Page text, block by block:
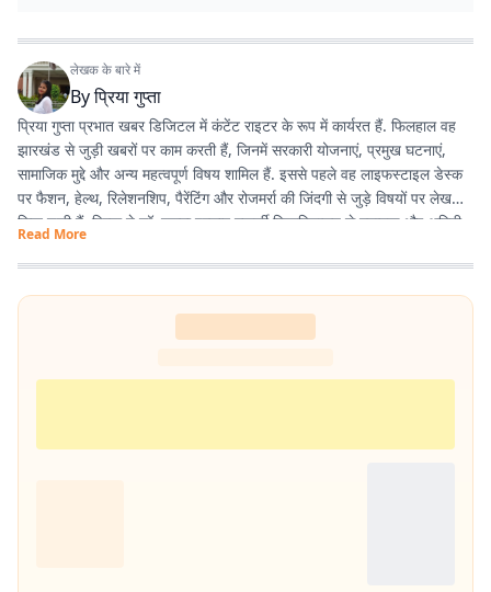
लेखक के बारे में
Byप्रिया गुप्ता
प्रिया गुप्ता प्रभात खबर डिजिटल में कंटेंट राइटर के रूप में कार्यरत हैं. फिलहाल वह
झारखंड से जुड़ी खबरों पर काम करती हैं, जिनमें सरकारी योजनाएं, प्रमुख घटनाएं,
सामाजिक मुद्दे और अन्य महत्वपूर्ण विषय शामिल हैं. इससे पहले वह लाइफस्टाइल डेस्क
पर फैशन, हेल्थ, रिलेशनशिप, पैरेंटिंग और रोजमर्रा की जिंदगी से जुड़े विषयों पर लेख
लिख चुकी हैं. प्रिया ने डॉ. श्यामा प्रसाद मुखर्जी विश्वविद्यालय से स्नातक और अमिटी
यूनिवर्सिटी से मास्टर डिग्री हासिल की है.
Read More